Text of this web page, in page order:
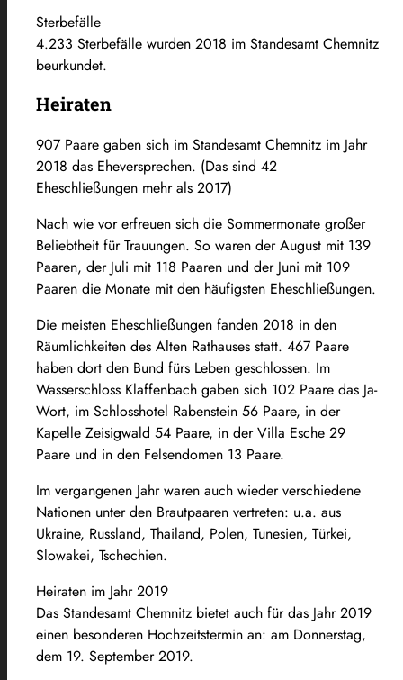
Sterbefälle
4.233 Sterbefälle wurden 2018 im Standesamt Chemnitz
beurkundet.
Heiraten
907 Paare gaben sich im Standesamt Chemnitz im Jahr
2018 das Eheversprechen. (Das sind 42
Eheschließungen mehr als 2017)
Nach wie vor erfreuen sich die Sommermonate großer
Beliebtheit für Trauungen. So waren der August mit 139
Paaren, der Juli mit 118 Paaren und der Juni mit 109
Paaren die Monate mit den häufigsten Eheschließungen.
Die meisten Eheschließungen fanden 2018 in den
Räumlichkeiten des Alten Rathauses statt. 467 Paare
haben dort den Bund fürs Leben geschlossen. Im
Wasserschloss Klaffenbach gaben sich 102 Paare das Ja-
Wort, im Schlosshotel Rabenstein 56 Paare, in der
Kapelle Zeisigwald 54 Paare, in der Villa Esche 29
Paare und in den Felsendomen 13 Paare.
Im vergangenen Jahr waren auch wieder verschiedene
Nationen unter den Brautpaaren vertreten: u.a. aus
Ukraine, Russland, Thailand, Polen, Tunesien, Türkei,
Slowakei, Tschechien.
Heiraten im Jahr 2019
Das Standesamt Chemnitz bietet auch für das Jahr 2019
einen besonderen Hochzeitstermin an: am Donnerstag,
dem 19. September 2019.